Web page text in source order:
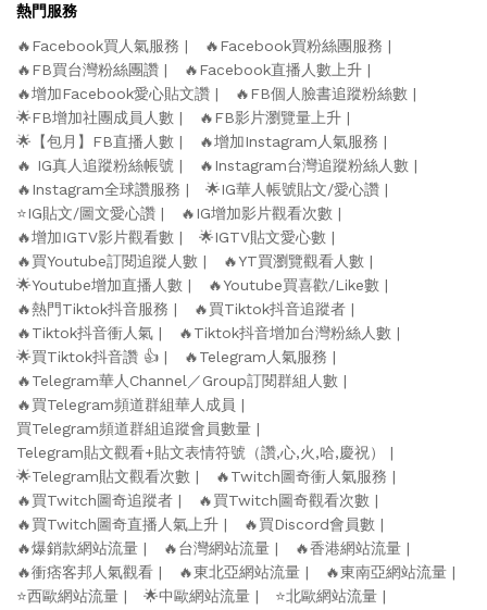
熱門服務
🔥Facebook買人氣服務
🔥Facebook買粉絲團服務
🔥FB買台灣粉絲團讚
🔥Facebook直播人數上升
🔥增加Facebook愛心貼文讚
🔥FB個人臉書追蹤粉絲數
🌟FB增加社團成員人數
🔥FB影片瀏覽量上升
🌟【包月】FB直播人數
🔥增加Instagram人氣服務
🔥 IG真人追蹤粉絲帳號
🔥Instagram台灣追蹤粉絲人數
🔥Instagram全球讚服務
🌟IG華人帳號貼文/愛心讚
⭐️IG貼文/圖文愛心讚
🔥IG增加影片觀看次數
🔥增加IGTV影片觀看數
🌟IGTV貼文愛心數
🔥買Youtube訂閱追蹤人數
🔥YT買瀏覽觀看人數
🌟Youtube增加直播人數
🔥Youtube買喜歡/Like數
🔥熱門Tiktok抖音服務
🔥買Tiktok抖音追蹤者
🔥Tiktok抖音衝人氣
🔥Tiktok抖音增加台灣粉絲人數
🌟買Tiktok抖音讚 👍
🔥Telegram人氣服務
🔥Telegram華人Channel／Group訂閱群組人數
🔥買Telegram頻道群組華人成員
買Telegram頻道群組追蹤會員數量
Telegram貼文觀看+貼文表情符號（讚,心,火,哈,慶祝）
🌟Telegram貼文觀看次數
🔥Twitch圖奇衝人氣服務
🔥買Twitch圖奇追蹤者
🔥買Twitch圖奇觀看次數
🔥買Twitch圖奇直播人氣上升
🔥買Discord會員數
🔥爆銷款網站流量
🔥台灣網站流量
🔥香港網站流量
🔥衝痞客邦人氣觀看
🔥東北亞網站流量
🔥東南亞網站流量
⭐️西歐網站流量
🌟中歐網站流量 ⭐️北歐網站流量